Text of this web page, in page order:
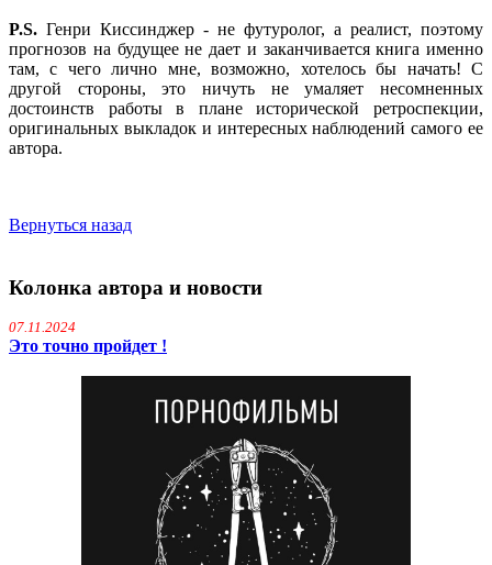
P.S. Генри Киссинджер - не футуролог, а реалист, поэтому
прогнозов на будущее не дает и заканчивается книга именно
там, с чего лично мне, возможно, хотелось бы начать! С
другой стороны, это ничуть не умаляет несомненных
достоинств работы в плане исторической ретроспекции,
оригинальных выкладок и интересных наблюдений самого ее
автора.
Вернуться назад
Колонка автора и новости
07.11.2024
Это точно пройдет !